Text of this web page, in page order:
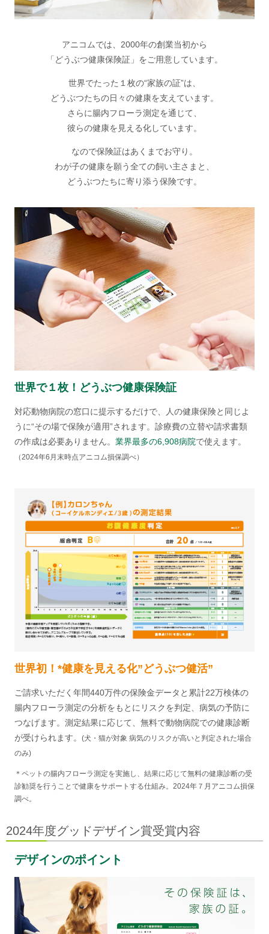
アニコムでは、2000年の創業当初から
「どうぶつ健康保険証」をご用意しています。
世界でたった１枚の“家族の証”は、
どうぶつたちの日々の健康を支えています。
さらに腸内フローラ測定を通じて、
彼らの健康を見える化しています。
なので保険証はあくまでお守り。
わが子の健康を願う全ての飼い主さまと、
どうぶつたちに寄り添う保険です。
世界で１枚！どうぶつ健康保険証
対応動物病院の窓口に提示するだけで、人の健康保険と同じよ
うに“その場で保険が適用”されます。診療費の立替や請求書類
の作成は必要ありません。 業界最多の6,908病院で使えます。
（2024年6月末時点アニコム損保調べ）
世界初！*健康を見える化”どうぶつ健活”
ご請求いただく年間440万件の保険金データと累計22万検体の
腸内フローラ測定の分析をもとにリスクを判定、病気の予防に
つなげます。測定結果に応じて、無料で動物病院での健康診断
が受けられます。 (犬・猫が対象 病気のリスクが高いと判定された場合
のみ)
＊ペットの腸内フローラ測定を実施し、結果に応じて無料の健康診断の受
診勧奨を行うことで健康をサポートする仕組み。2024年７月アニコム損保
調べ。
2024年度グッドデザイン賞受賞内容
デザインのポイント